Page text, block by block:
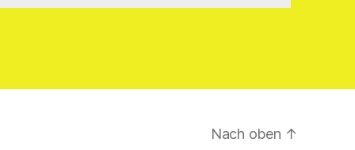
Nach oben ↑